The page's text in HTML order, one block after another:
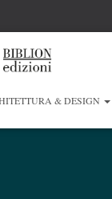
& DESIGN